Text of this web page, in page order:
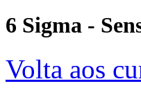
6 Sigma -
Volta aos